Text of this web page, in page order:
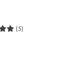
(5)